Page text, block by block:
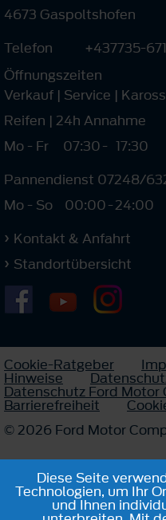
4673 Gaspoltshofen
Telefon
+437735-
Öffnungszeiten
Verkauf | Service |
Reifen | 24h Annahme
Mo - Fr
07:30- 17:30
Pannendienst 07248/
Mo - So
00:00-24:00
Kontakt & Anfahrt
Standortübersicht
Cookie-Ratgeber
Hinweise
Datenschutz Ford
Barrierefreiheit
© 2026 Ford Motor
Diese Seite
Technologien, um Ihr
und Ihnen